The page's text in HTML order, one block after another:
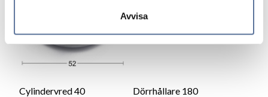
Avvisa
Cylindervred 40 Dörrhållare 180